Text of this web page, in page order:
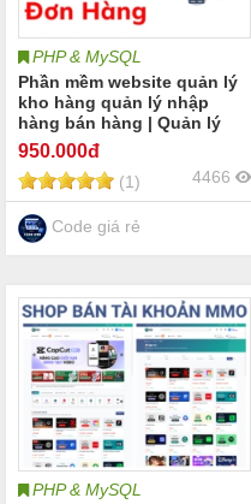
PHP & MySQL
Phần mềm website quản lý
kho hàng quản lý nhập
hàng bán hàng | Quản lý
kho hàng sản phẩm và
khách hàng kho hàng tồn
kho thu chi công nợ POS
bán hàng kho hàng
950.000đ
(1) 4466
Code giá rẻ
PHP & MySQL